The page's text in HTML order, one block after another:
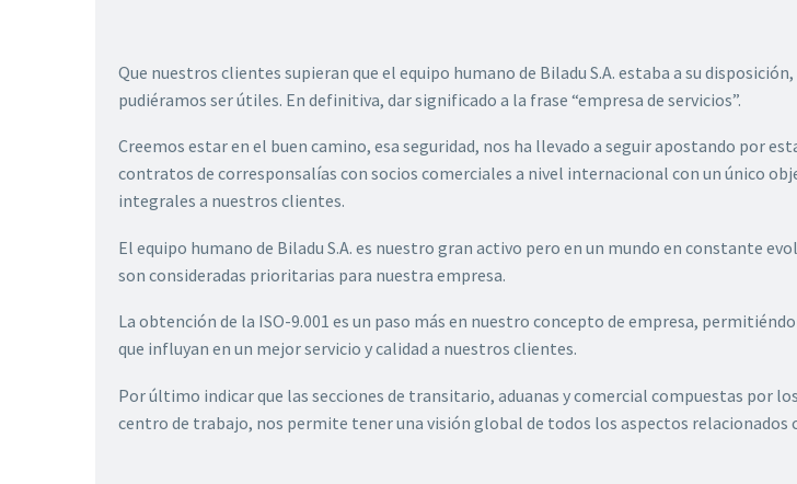
Que nuestros clientes supieran que el equipo humano de Biladu S.A. estaba a su
pudiéramos ser útiles. En definitiva, dar significado a la frase “empresa de servicios”.
Creemos estar en el buen camino, esa seguridad, nos ha llevado a seguir apostando por
contratos de corresponsalías con socios comerciales a nivel internacional con un único
integrales a nuestros clientes.
El equipo humano de Biladu S.A. es nuestro gran activo pero en un mundo en constante
son consideradas prioritarias para nuestra empresa.
La obtención de la ISO-9.001 es un paso más en nuestro concepto de empresa,
que influyan en un mejor servicio y calidad a nuestros clientes.
Por último indicar que las secciones de transitario, aduanas y comercial compuestas por
centro de trabajo, nos permite tener una visión global de todos los aspectos relacionados